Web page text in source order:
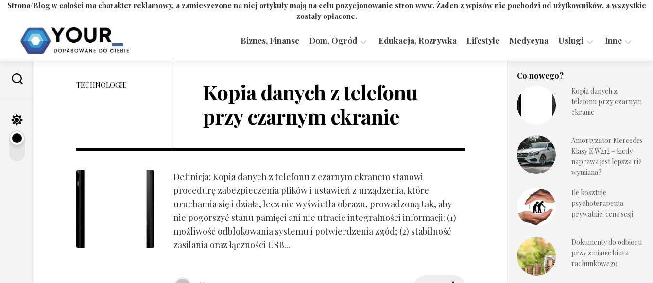
Strona/Blog w całości ma charakter reklamowy, a zamieszczone na niej artykuły mają na celu pozycjonowanie stron www. Żaden z wpisów nie pochodzi od użytkowników, a wszystkie
zostały opłacone.
content
Biznes, Finanse Dom, Ogród Edukacja, Rozrywka Lifestyle Medycyna Usługi
Technologie
Inne
TECHNOLOGIE
Kopia danych z telefonu
przy czarnym ekranie
Definicja: Kopia danych z telefonu z czarnym ekranem stanowi
procedurę zabezpieczenia plików i ustawień z urządzenia, które
uruchamia się i działa, lecz nie wyświetla obrazu, prowadzoną tak, aby
nie pogorszyć stanu pamięci ani nie utracić integralności informacji: (1)
możliwość odblokowania systemu i potwierdzenia zgód; (2) stabilność
zasilania oraz łączności USB...
Co nowego?
Kopia danych z
telefonu przy czarnym
ekranie
Amortyzator Mercedes
Klasy E W212 – kiedy
naprawa jest lepsza niż
wymiana?
Ile kosztuje
psychoterapeuta
prywatnie: cena sesji
Dokumenty do odbioru
przy zmianie biura
rachunkowego